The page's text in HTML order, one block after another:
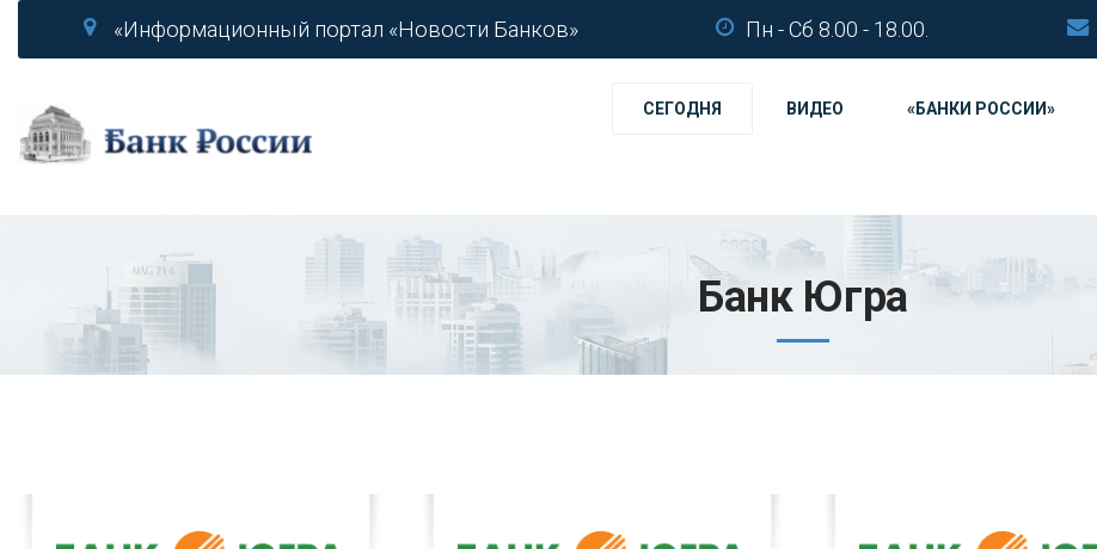
«Информационный портал «Новости Банков» Пн - Сб 8.00 - 18.00.
СЕГОДНЯ ВИДЕО «БАНКИ РОССИИ»
Банк Югра